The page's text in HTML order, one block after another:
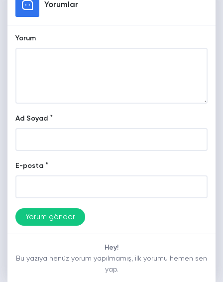
Yorumlar
Yorum
Ad Soyad *
E-posta *
Hey!
Bu yazıya henüz yorum yapılmamış, ilk yorumu hemen sen
yap.